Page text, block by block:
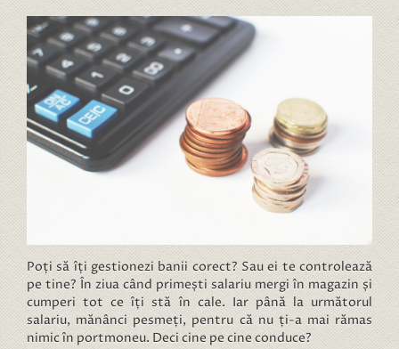
Poți să îți gestionezi banii corect? Sau ei te controlează
pe tine? În ziua când primești salariu mergi în magazin și
cumperi tot ce îți stă în cale. Iar până la următorul
salariu, mănânci pesmeți, pentru că nu ți-a mai rămas
nimic în portmoneu. Deci cine pe cine conduce?